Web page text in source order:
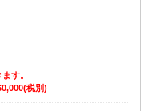
す。
税別)